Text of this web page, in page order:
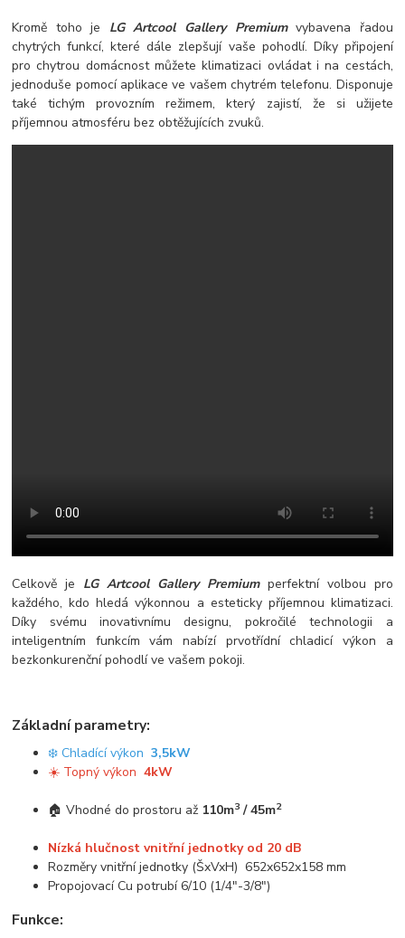
Kromě toho je LG Artcool Gallery Premiumvybavena řadou
chytrých funkcí, které dále zlepšují vaše pohodlí. Díky připojení
pro chytrou domácnost můžete klimatizaci ovládat i na cestách,
jednoduše pomocí aplikace ve vašem chytrém telefonu. Disponuje
také tichým provozním režimem, který zajistí, že si užijete
příjemnou atmosféru bez obtěžujících zvuků.
Celkově je LG Artcool Gallery Premiumperfektní volbou pro
každého, kdo hledá výkonnou a esteticky příjemnou klimatizaci.
Díky svému inovativnímu designu, pokročilé technologii a
inteligentním funkcím vám nabízí prvotřídní chladicí výkon a
bezkonkurenční pohodlí ve vašem pokoji.
Základní parametry:
❄️ Chladící výkon3,5kW
☀️ Topný výkon4kW
🏠 Vhodné do prostoru až 110m3 / 45m2
Nízká hlučnost vnitřní jednotky od 20 dB
Rozměry vnitřní jednotky (ŠxVxH) 652x652x158 mm
Propojovací Cu potrubí 6/10 (1/4"-3/8")
Funkce: